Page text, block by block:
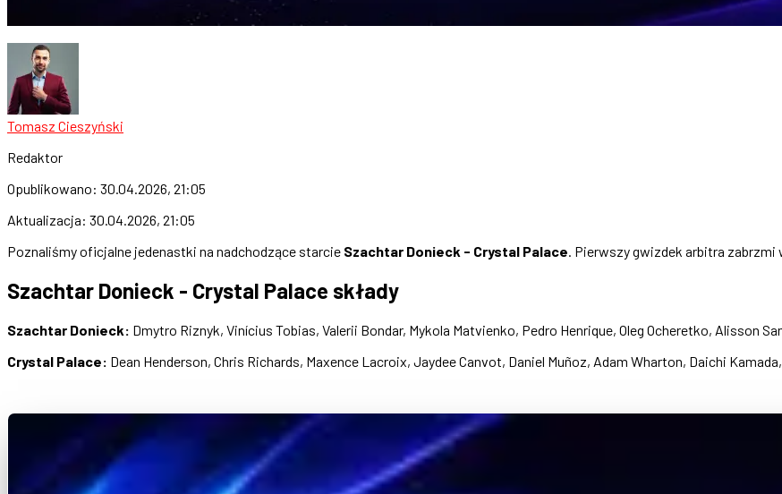
Tomasz Cieszyński
Redaktor
Opublikowano: 30.04.2026, 21:05
Aktualizacja: 30.04.2026, 21:05
Poznaliśmy oficjalne jedenastki na nadchodzące starcie Szachtar Donieck - Crystal Palace. Pierwszy gwizdek arbitra zabrzmi
Szachtar Donieck - Crystal Palace składy
Szachtar Donieck: Dmytro Riznyk, Vinícius Tobias, Valerii Bondar, Mykola Matvienko, Pedro Henrique, Oleg Ocheretko, Alisson
Crystal Palace: Dean Henderson, Chris Richards, Maxence Lacroix, Jaydee Canvot, Daniel Muñoz, Adam Wharton, Daichi